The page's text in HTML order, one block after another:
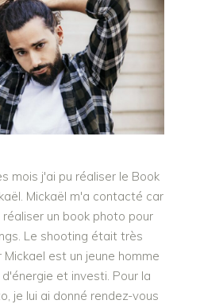
mois j'ai pu réaliser le Book
Mickaël m'a contacté car
un book photo pour
Le shooting était très
est un jeune homme
d'énergie et investi. Pour la
je lui ai donné rendez-vous